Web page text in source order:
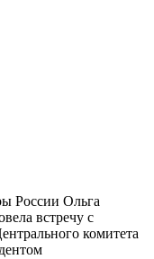
России Ольга
встречу с
комитета